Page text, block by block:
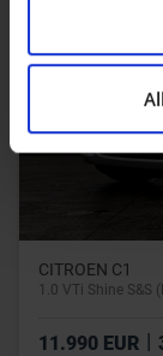
onze
combineren
verstrekt of
gebruik van
CITROEN C1
1.0 VTi Shine S&S
11.990 EUR |